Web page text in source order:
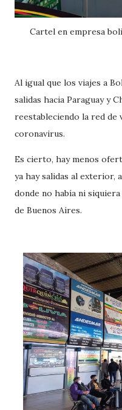
Cartel en empresa
Al igual que los viajes a
salidas hacia Paraguay y
reestableciendo la red de
coronavirus.
Es cierto, hay menos
ya hay salidas al exterior,
donde no había ni
de Buenos Aires.